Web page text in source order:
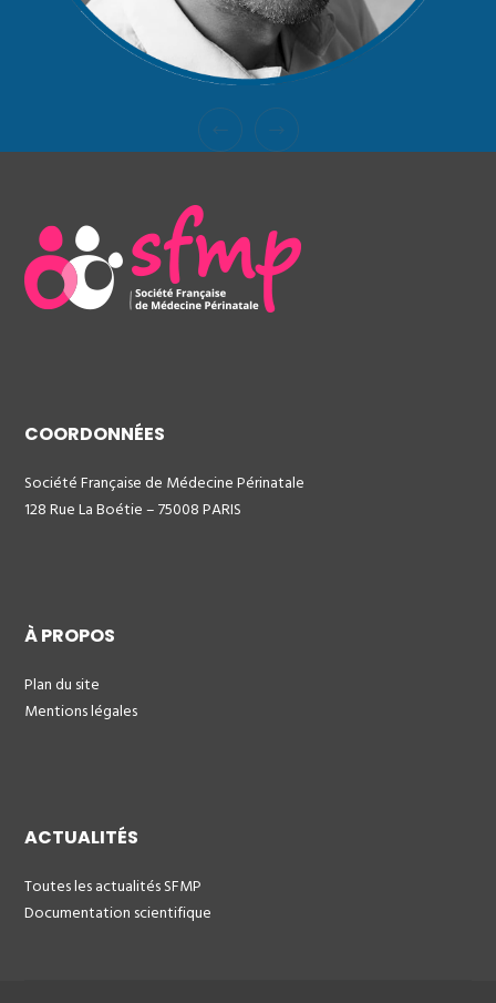
COORDONNÉES
Société Française de Médecine Périnatale
128 Rue La Boétie – 75008 PARIS
À PROPOS
Plan du site
Mentions légales
ACTUALITÉS
Toutes les actualités SFMP
Documentation scientifique